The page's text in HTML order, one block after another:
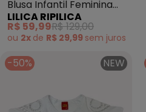
Blusa Infantil Feminina
Lilica Ripilica (Branco)
LILICA RIPILICA
R$ 59,99R$ 129,00
ou 2x de R$ 29,99 sem juros
-50% NEW